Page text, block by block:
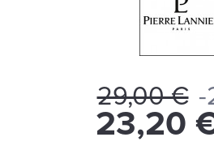
29,00 € -
23,20